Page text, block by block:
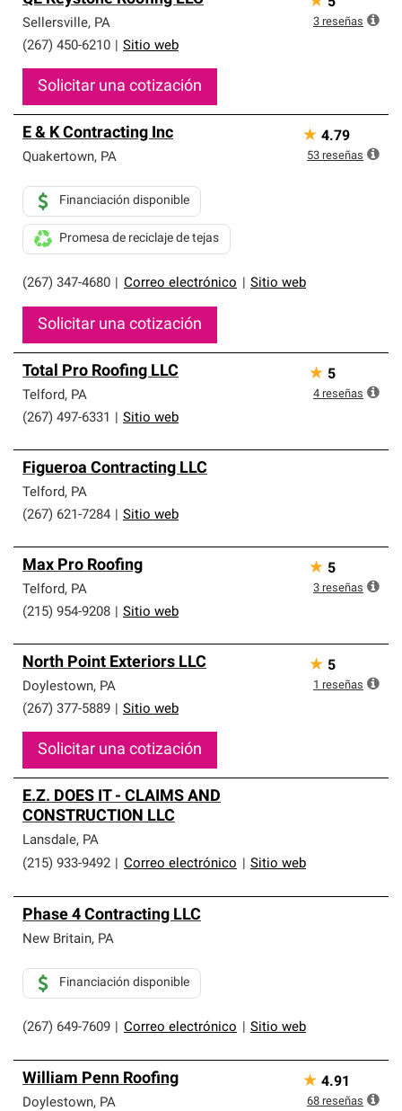
Sellersville, PA
(267) 450-6210
Sitio web
Solicitar una cotización
3 reseñas
E & K Contracting Inc
Quakertown, PA
(267) 347-4680 Correo electrónico Sitio web
Financiación disponible
Promesa de reciclaje de tejas
Solicitar una cotización
★ 4.79
53 reseñas
Total Pro Roofing LLC
Telford, PA
(267) 497-6331
Sitio web
★ 5
4 reseñas
Figueroa Contracting LLC
Telford, PA
(267) 621-7284
Sitio web
Max Pro Roofing
Telford, PA
(215) 954-9208
Sitio web
★ 5
3 reseñas
North Point Exteriors LLC
Doylestown, PA
(267) 377-5889
Sitio web
Solicitar una cotización
★ 5
1 reseñas
E.Z. DOES IT - CLAIMS AND
CONSTRUCTION LLC
Lansdale, PA
(215) 933-9492
Correo electrónico Sitio web
Phase 4 Contracting LLC
New Britain, PA
(267) 649-7609 Correo electrónico Sitio web
Financiación disponible
William Penn Roofing
Doylestown, PA
★ 4.91
68 reseñas